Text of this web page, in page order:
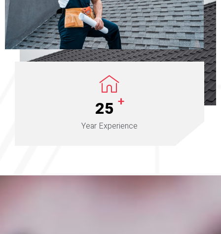
25 +
Year Experience